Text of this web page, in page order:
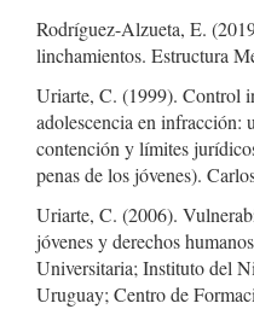
Rodríguez-Alzueta, E.
linchamientos. Estructura
Uriarte, C. (1999). Control
adolescencia en infracción:
contención y límites
penas de los jóvenes).
Uriarte, C. (2006).
jóvenes y derechos
Universitaria; Instituto del
Uruguay; Centro de